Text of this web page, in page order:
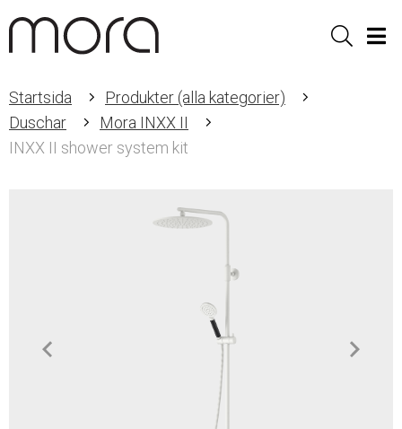
Sök
Startsida
Produkter (alla kategorier)
Duschar
Mora INXX II
INXX II shower system kit